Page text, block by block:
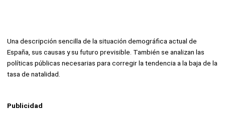
Una descripción sencilla de la situación demográfica actual de
España, sus causas y su futuro previsible. También se analizan las
políticas públicas necesarias para corregir la tendencia a la baja de la
tasa de natalidad.
Publicidad